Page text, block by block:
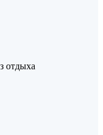
отдыха